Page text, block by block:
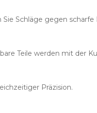
Schläge gegen scharfe
Teile werden mit der
Präzision.